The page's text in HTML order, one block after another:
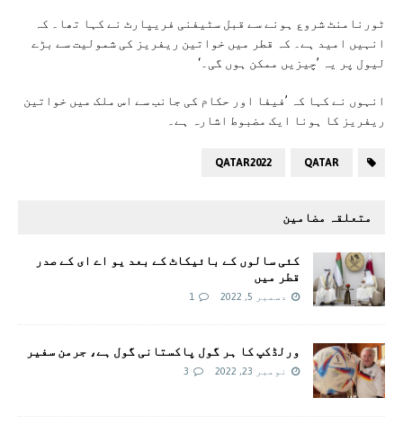
ٹورنامنٹ شروع ہونے سے قبل سٹیفنی فریپارٹ نے کہا تھا۔ کہ
انہیں امید ہے۔ کہ قطر میں خواتین ریفریز کی شمولیت سے بڑے
لیول پر یہ ’چیزیں ممکن ہوں گی۔‘
انہوں نے کہا کہ ’فیفا اور حکام کی جانب سے اس ملک میں خواتین
ریفریز کا ہونا ایک مضبوط اشارہ ہے۔
QATAR
QATAR2022
متعلقہ مضامین
کئی سالوں کے بائیکاٹ کے بعد یو اے ای کے صدر
قطر میں
دسمبر 5, 2022 1
ورلڈکپ کا ہر گول پاکستانی گول ہے، جرمن سفیر
نومبر 23, 2022 3